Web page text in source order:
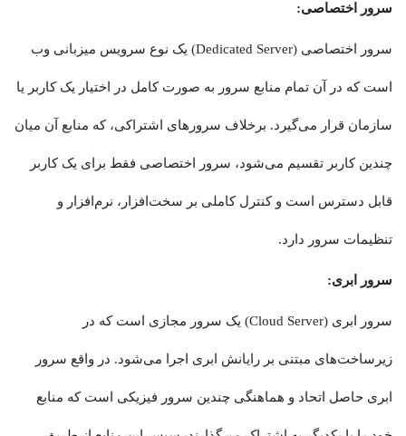
سرور اختصاصی:
سرور اختصاصی (Dedicated Server) یک نوع سرویس میزبانی وب
است که در آن تمام منابع سرور به صورت کامل در اختیار یک کاربر یا
سازمان قرار می‌گیرد. برخلاف سرورهای اشتراکی، که منابع آن میان
چندین کاربر تقسیم می‌شود، سرور اختصاصی فقط برای یک کاربر
قابل دسترس است و کنترل کاملی بر سخت‌افزار، نرم‌افزار و
تنظیمات سرور دارد.
سرور ابری:
سرور ابری (Cloud Server) یک سرور مجازی است که در
زیرساخت‌های مبتنی بر رایانش ابری اجرا می‌شود. در واقع سرور
ابری حاصل اتحاد و هماهنگی چندین سرور فیزیکی است که منابع